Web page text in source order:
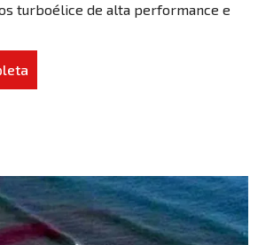
turboélice de alta performance e